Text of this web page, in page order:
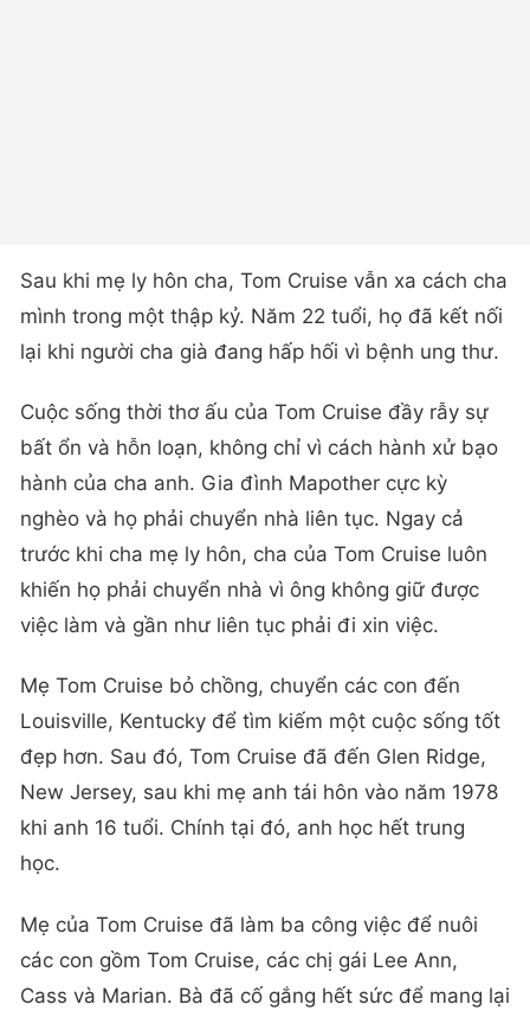
Sau khi mẹ ly hôn cha, Tom Cruise vẫn xa cách cha
mình trong một thập kỷ. Năm 22 tuổi, họ đã kết nối
lại khi người cha già đang hấp hối vì bệnh ung thư.
Cuộc sống thời thơ ấu của Tom Cruise đầy rẫy sự
bất ổn và hỗn loạn, không chỉ vì cách hành xử bạo
hành của cha anh. Gia đình Mapother cực kỳ
nghèo và họ phải chuyển nhà liên tục. Ngay cả
trước khi cha mẹ ly hôn, cha của Tom Cruise luôn
khiến họ phải chuyển nhà vì ông không giữ được
việc làm và gần như liên tục phải đi xin việc.
Mẹ Tom Cruise bỏ chồng, chuyển các con đến
Louisville, Kentucky để tìm kiếm một cuộc sống tốt
đẹp hơn. Sau đó, Tom Cruise đã đến Glen Ridge,
New Jersey, sau khi mẹ anh tái hôn vào năm 1978
khi anh 16 tuổi. Chính tại đó, anh học hết trung
học.
Mẹ của Tom Cruise đã làm ba công việc để nuôi
các con gồm Tom Cruise, các chị gái Lee Ann,
Cass và Marian. Bà đã cố gắng hết sức để mang lại